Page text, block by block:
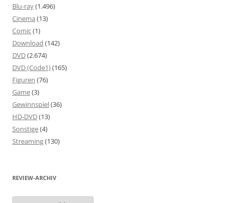
Blu-ray(1.496)
Cinema (13)
Comic(1)
Download (142)
DVD(2.674)
DVD (Code1)(165)
Figuren (76)
Game(3)
Gewinnspiel(36)
HD-DVD(13)
Sonstige(4)
Streaming(130)
REVIEW-ARCHIV
Review-